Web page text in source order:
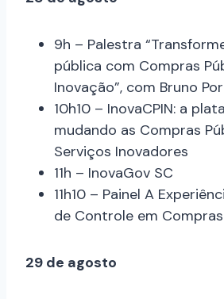
9h – Palestra
pública com Compras
Inovação”, com Bruno
10h10 – InovaCPIN: a
mudando as Compras
Serviços Inovadores
11h – InovaGov SC
11h10 – Painel A
de Controle em
29 de agosto